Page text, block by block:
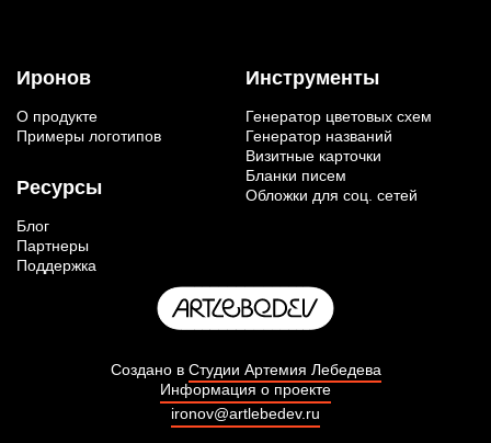
Иронов
О продукте
Примеры логотипов
Ресурсы
Блог
Партнеры
Поддержка
Инструменты
Генератор цветовых схем
Генератор названий
Визитные карточки
Бланки писем
Обложки для соц. сетей
Создано в Студии Артемия Лебедева
Информация о проекте
ironov@artlebedev.ru